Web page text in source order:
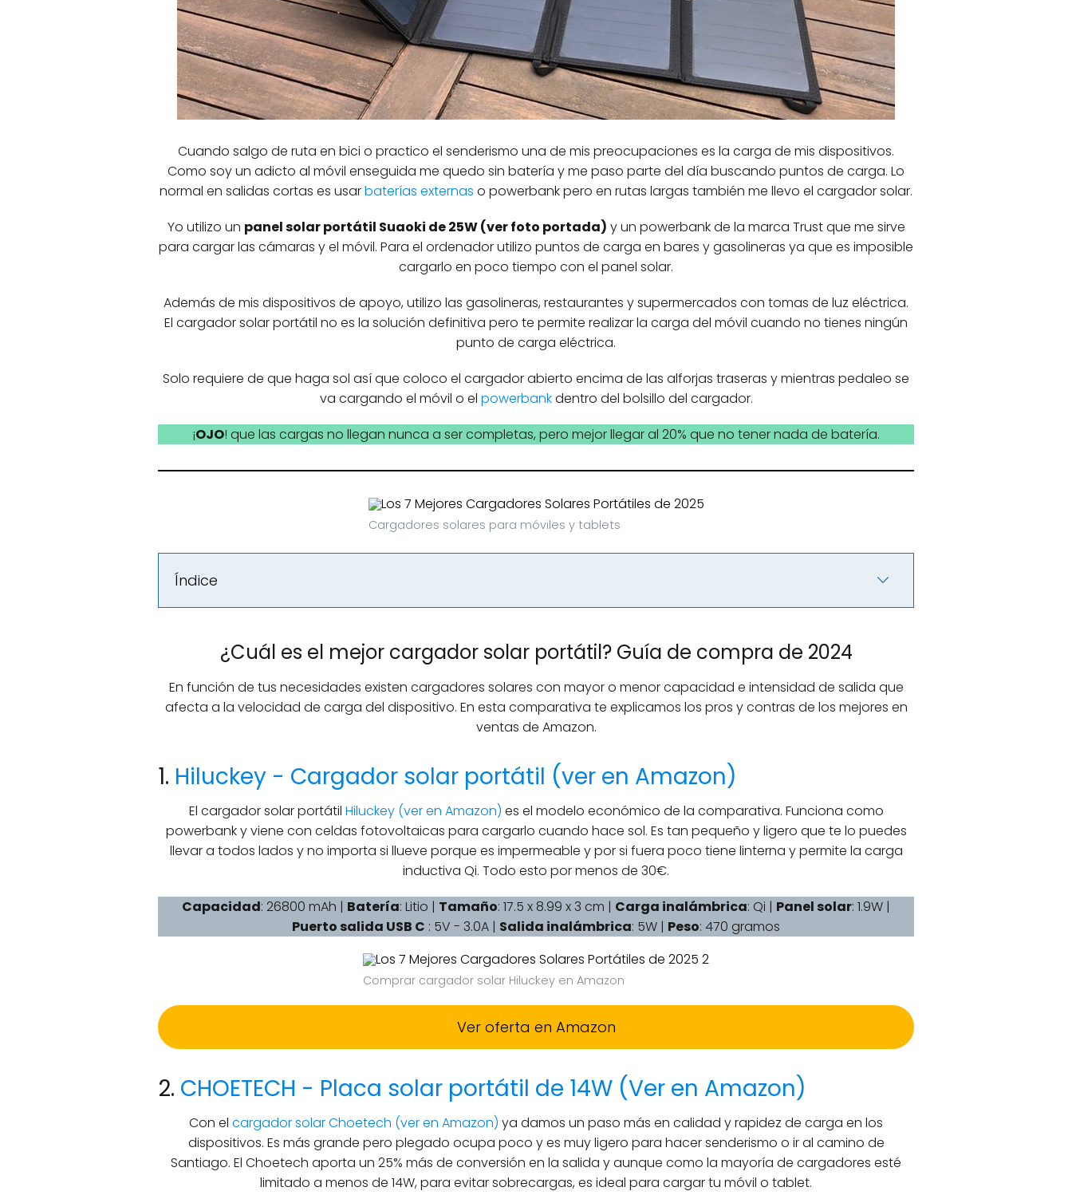
Cuando salgo de ruta en bici o practico el senderismo una de mis preocupaciones es la carga de mis dispositivos.
Como soy un adicto al móvil enseguida me quedo sin batería y me paso parte del día buscando puntos de carga. Lo
normal en salidas cortas es usarbaterías externas o powerbank pero en rutas largas también me llevo el cargador solar.
Yo utilizo un panel solar portátil Suaoki de 25W (ver foto portada) y un powerbank de la marca Trust que me sirve
para cargar las cámaras y el móvil. Para el ordenador utilizo puntos de carga en bares y gasolineras ya que es imposible
cargarlo en poco tiempo con el panel solar.
Además de mis dispositivos de apoyo, utilizo las gasolineras, restaurantes y supermercados con tomas de luz eléctrica.
El cargador solar portátil no es la solución definitiva pero te permite realizar la carga del móvil cuando no tienes ningún
punto de carga eléctrica.
Solo requiere de que haga sol así que coloco el cargador abierto encima de las alforjas traseras y mientras pedaleo se
va cargando el móvil o el powerbankdentro del bolsillo del cargador.
¡OJO! que las cargas no llegan nunca a ser completas, pero mejor llegar al 20% que no tener nada de batería.
Cargadores solares para móviles y tablets
Índice
¿Cuál es el mejor cargador solar portátil? Guía de compra de 2024
En función de tus necesidades existen cargadores solares con mayor o menor capacidad e intensidad de salida que
afecta a la velocidad de carga del dispositivo. En esta comparativa te explicamos los pros y contras de los mejores en
ventas de Amazon.
1. Hiluckey - Cargador solar portátil (ver en Amazon)
El cargador solar portátil Hiluckey (ver en Amazon) es el modelo económico de la comparativa. Funciona como
powerbank y viene con celdas fotovoltaicas para cargarlo cuando hace sol. Es tan pequeño y ligero que te lo puedes
llevar a todos lados y no importa si llueve porque es impermeable y por si fuera poco tiene linterna y permite la carga
inductiva Qi. Todo esto por menos de 30€.
Capacidad: 26800 mAh | Batería: Litio | Tamaño: 17.5 x 8.99 x 3 cm | Carga inalámbrica: Qi | Panel solar: 1.9W |
Puerto salida USB C : 5V - 3.0A | Salida inalámbrica: 5W | Peso: 470 gramos
Comprar cargador solar Hiluckey en Amazon
Ver oferta en Amazon
2. CHOETECH - Placa solar portátil de 14W (Ver en Amazon)
Con el cargador solar Choetech (ver en Amazon) ya damos un paso más en calidad y rapidez de carga en los
dispositivos. Es más grande pero plegado ocupa poco y es muy ligero para hacer senderismo o ir al camino de
Santiago. El Choetech aporta un 25% más de conversión en la salida y aunque como la mayoría de cargadores esté
limitado a menos de 14W, para evitar sobrecargas, es ideal para cargar tu móvil o tablet.